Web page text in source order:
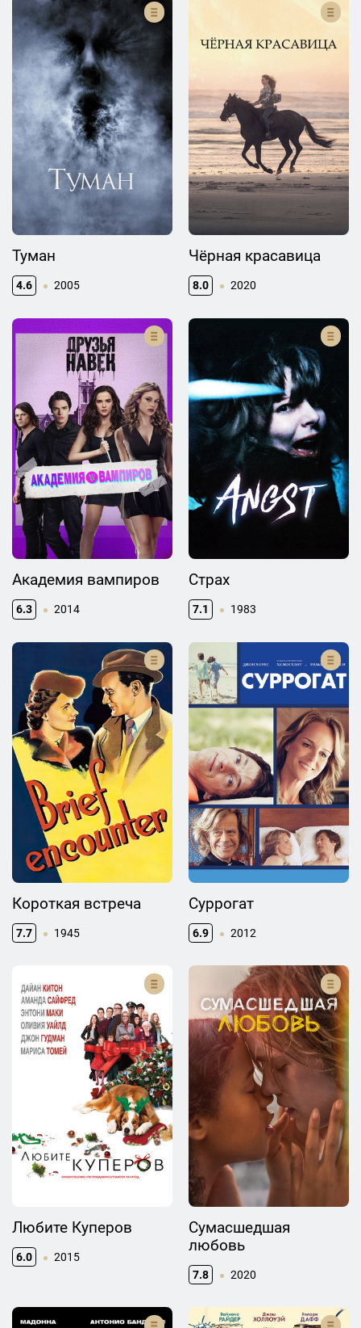
Туман
4.6 2005
Чёрная красавица
8.0 2020
Академия вампиров
6.3 2014
Страх
7.1 1983
Короткая встреча
7.7 1945
Суррогат
6.9 2012
Любите Куперов
6.0 2015
Сумасшедшая
любовь
7.8 2020